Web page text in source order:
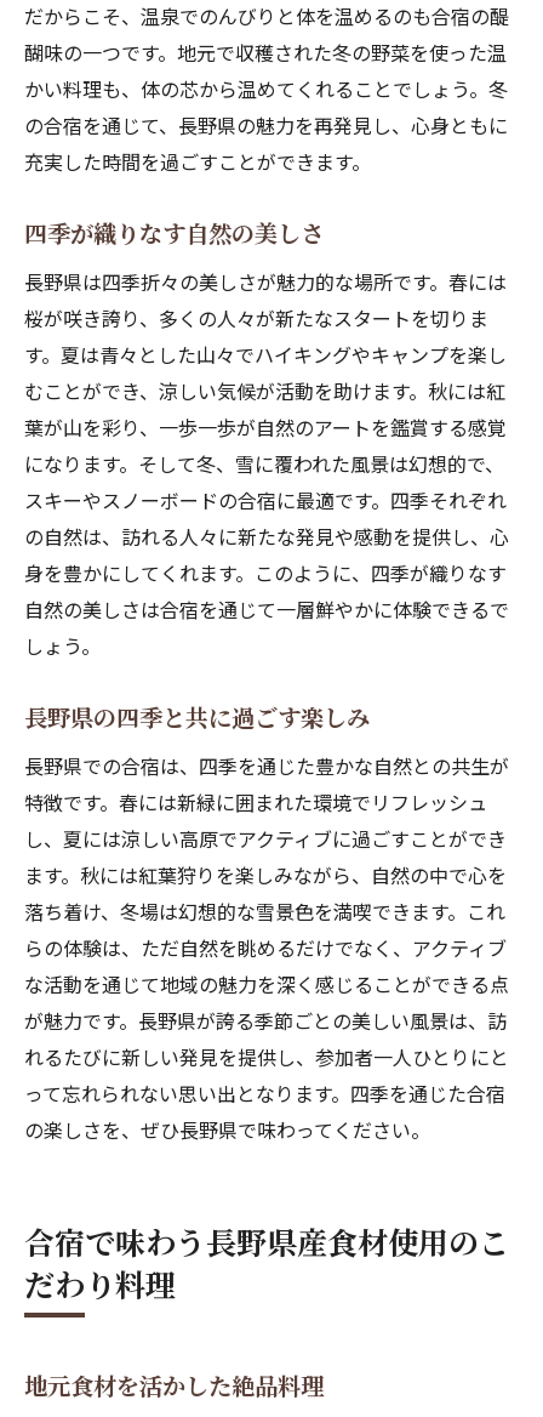
だからこそ、温泉でのんびりと体を温めるのも合宿の醍
醐味の一つです。地元で収穫された冬の野菜を使った温
かい料理も、体の芯から温めてくれることでしょう。冬
の合宿を通じて、長野県の魅力を再発見し、心身ともに
充実した時間を過ごすことができます。
四季が織りなす自然の美しさ
長野県は四季折々の美しさが魅力的な場所です。春には
桜が咲き誇り、多くの人々が新たなスタートを切りま
す。夏は青々とした山々でハイキングやキャンプを楽し
むことができ、涼しい気候が活動を助けます。秋には紅
葉が山を彩り、一歩一歩が自然のアートを鑑賞する感覚
になります。そして冬、雪に覆われた風景は幻想的で、
スキーやスノーボードの合宿に最適です。四季それぞれ
の自然は、訪れる人々に新たな発見や感動を提供し、心
身を豊かにしてくれます。このように、四季が織りなす
自然の美しさは合宿を通じて一層鮮やかに体験できるで
しょう。
長野県の四季と共に過ごす楽しみ
長野県での合宿は、四季を通じた豊かな自然との共生が
特徴です。春には新緑に囲まれた環境でリフレッシュ
し、夏には涼しい高原でアクティブに過ごすことができ
ます。秋には紅葉狩りを楽しみながら、自然の中で心を
落ち着け、冬場は幻想的な雪景色を満喫できます。これ
らの体験は、ただ自然を眺めるだけでなく、アクティブ
な活動を通じて地域の魅力を深く感じることができる点
が魅力です。長野県が誇る季節ごとの美しい風景は、訪
れるたびに新しい発見を提供し、参加者一人ひとりにと
って忘れられない思い出となります。四季を通じた合宿
の楽しさを、ぜひ長野県で味わってください。
合宿で味わう長野県産食材使用のこ
だわり料理
地元食材を活かした絶品料理